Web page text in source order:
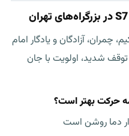
آزادگان و یادگار امام
توقف شدید، اولویت با جان
حرکت بهتر است؟
دما روشن است